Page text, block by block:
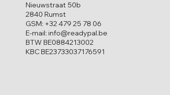
Nieuwstraat 50b
2840 Rumst
GSM: +32 479 25 78 06
E-mail:info@readypal.be
BTW BE0884213002
KBC BE23733037176591